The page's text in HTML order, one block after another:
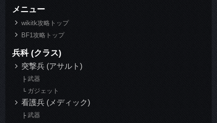
メニュー
wikitk攻略トップ
BF1攻略トップ
兵科 (クラス)
突撃兵 (アサルト)
武器
ガジェット
看護兵 (メディック)
武器